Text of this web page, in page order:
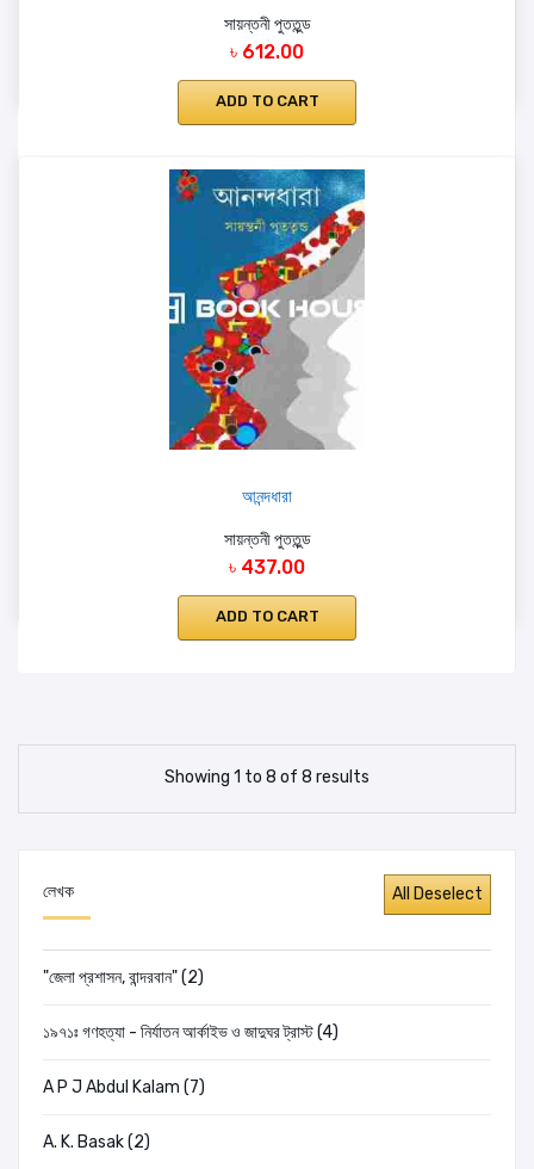
লেখক
"জেলা প্রশাসন, বান্দরবান" (2)
১৯৭১ঃ গণহত্যা - নির্যাতন আর্কাইভ ও জাদুঘর ট্রাস্ট (4)
A P J Abdul Kalam (7)
A. K. Basak (2)
সায়ন্তনী পুততুন্ড
৳ 612.00
ADD TO CART
আনন্দধারা
সায়ন্তনী পুততুন্ড
৳ 437.00
ADD TO CART
Showing 1 to 8 of 8 results